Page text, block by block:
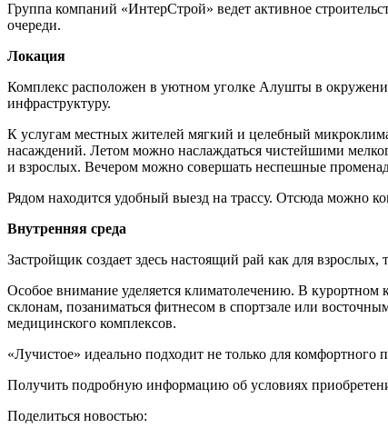
Группа компаний «ИнтерСтрой» ведет активное
очереди.
Локация
Комплекс расположен в уютном уголке Алушты в
инфраструктуру.
К услугам местных жителей мягкий и целебный
насаждений. Летом можно наслаждаться чистейшими
и взрослых. Вечером можно совершать неспешные
Рядом находится удобный выезд на трассу. Отсюда можно
Внутренняя среда
Застройщик создает здесь настоящий рай как для
Особое внимание уделяется климатолечению. В
склонам, позаниматься фитнесом в спортзале или
медицинского комплексов.
«Лучистое» идеально подходит не только для
Получить подробную информацию об условиях
Поделиться новостью: